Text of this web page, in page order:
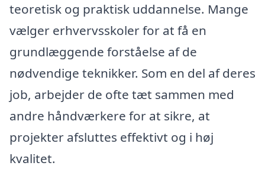
teoretisk og praktisk uddannelse. Mange
vælger erhvervsskoler for at få en
grundlæggende forståelse af de
nødvendige teknikker. Som en del af deres
job, arbejder de ofte tæt sammen med
andre håndværkere for at sikre, at
projekter afsluttes effektivt og i høj
kvalitet.